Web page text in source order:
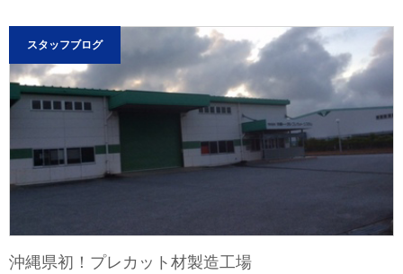
スタッフブログ
沖縄県初！プレカット材製造工場